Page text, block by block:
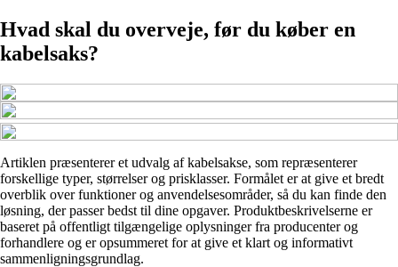
Hvad skal du overveje, før du køber en
kabelsaks?
Artiklen præsenterer et udvalg af kabelsakse, som repræsenterer
forskellige typer, størrelser og prisklasser. Formålet er at give et bredt
overblik over funktioner og anvendelsesområder, så du kan finde den
løsning, der passer bedst til dine opgaver. Produktbeskrivelserne er
baseret på offentligt tilgængelige oplysninger fra producenter og
forhandlere og er opsummeret for at give et klart og informativt
sammenligningsgrundlag.